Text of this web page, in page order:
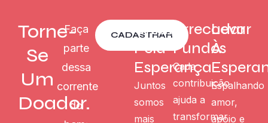
Torne-
Se
Um
Doador.
Faça
parte
dessa
corrente
do
CADASTRAR
Unidos
Pela
Esperança
Juntos
somos
mais
Arrecadar
Fundos
Cada
contribuição
ajuda a
transformar
Levar
À
Espalhando
amor,
apoio e